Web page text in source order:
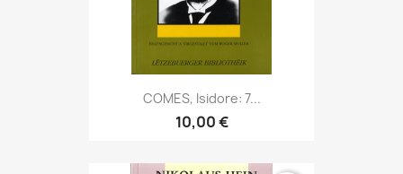
COMES, Isidore: 7...
10,00 €